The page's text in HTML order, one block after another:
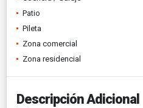
Patio
Pileta
Zona comercial
Zona residencial
Descripción Adicional